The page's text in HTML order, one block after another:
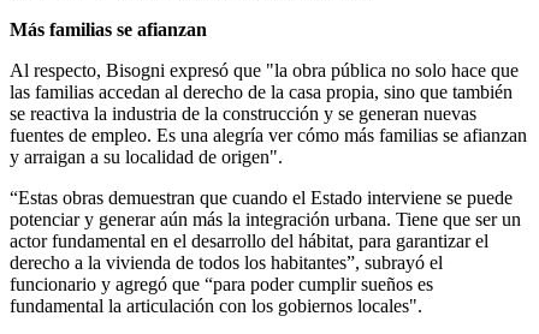
Más familias se afianzan
Al respecto, Bisogni expresó que "la obra pública no solo hace que
las familias accedan al derecho de la casa propia, sino que también
se reactiva la industria de la construcción y se generan nuevas
fuentes de empleo. Es una alegría ver cómo más familias se afianzan
y arraigan a su localidad de origen".
“Estas obras demuestran que cuando el Estado interviene se puede
potenciar y generar aún más la integración urbana. Tiene que ser un
actor fundamental en el desarrollo del hábitat, para garantizar el
derecho a la vivienda de todos los habitantes”, subrayó el
funcionario y agregó que “para poder cumplir sueños es
fundamental la articulación con los gobiernos locales".